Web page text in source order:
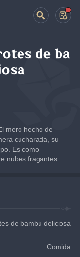
de ba
mero hecho de
cucharada, su
Es como
nubes fragantes.
de bambú deliciosa
Comida